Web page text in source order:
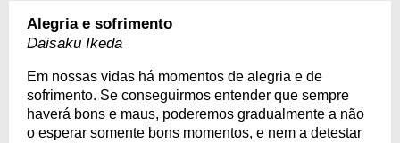
Alegria e sofrimento
Daisaku Ikeda
Em nossas vidas há momentos de alegria e de
sofrimento. Se conseguirmos entender que sempre
haverá bons e maus, poderemos gradualmente a não
o esperar somente bons momentos, e nem a detestar